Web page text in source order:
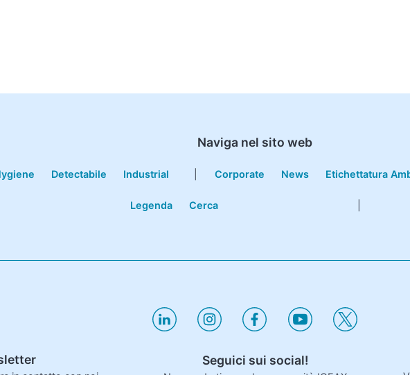
Naviga nel sito web
Detectabile Industrial Corporate News Etichettatura
Legenda Cerca
Seguici sui social!